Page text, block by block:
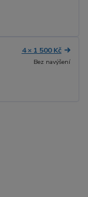
4 × 1 500 Kč
Bez navýšení